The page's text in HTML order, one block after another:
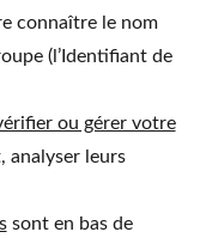
connaître le nom
(l’Identifiant de
ou gérer votre
analyser leurs
sont en bas de